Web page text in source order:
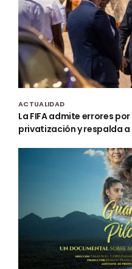
ACTUALIDAD
La FIFA admite errores
privatización y respalda